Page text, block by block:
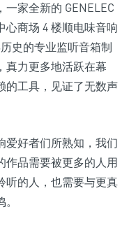
家全新的 GENELEC
心商场 4 楼顺电味音响
史的专业监听音箱制
真力更多地活跃在幕
的工具，见证了无数声
爱好者们所熟知，我们
作品需要被更多的人用
听的人，也需要与更真